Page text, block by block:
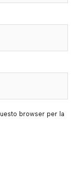
browser per la